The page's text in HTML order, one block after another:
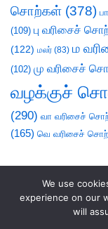
சொற்கள் (378)
(109) பு வரிசைச்
(122) மலர் (83) ம
(102) மு வரிசைச்
வழக்குச்
(290) வா வரிசைச்
(165) வெ வரிசைச்
We use
experience on our
will